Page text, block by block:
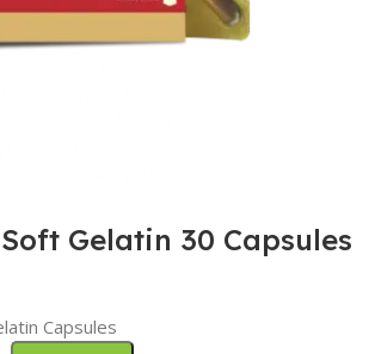
Gelatin 30 Capsules
Capsules